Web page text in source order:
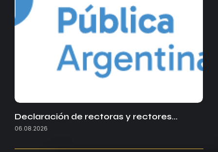
Declaración de rectoras y rectores…
06.08.2026